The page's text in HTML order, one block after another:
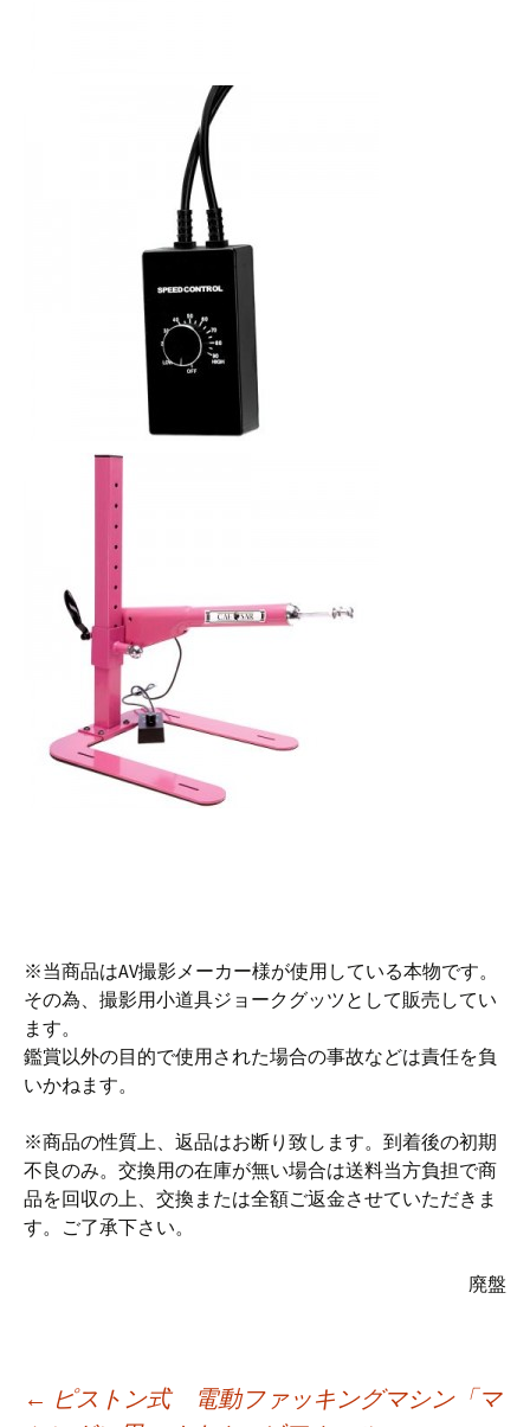
※当商品はAV撮影メーカー様が使用している本物です。
その為、撮影用小道具ジョークグッツとして販売してい
ます。
鑑賞以外の目的で使用された場合の事故などは責任を負
いかねます。
※商品の性質上、返品はお断り致します。到着後の初期
不良のみ。交換用の在庫が無い場合は送料当方負担で商
品を回収の上、交換または全額ご返金させていただきま
す。ご了承下さい。
廃盤
← ピストン式 電動ファッキングマシン「マ